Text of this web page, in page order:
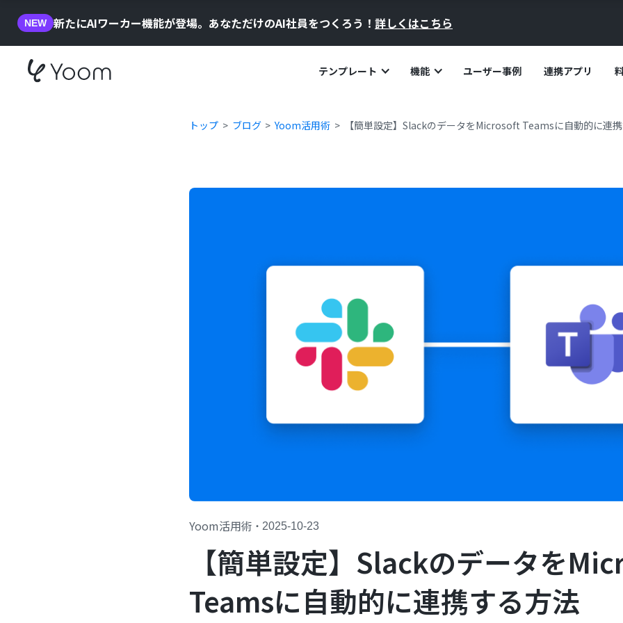
NEW 新たにAIワーカー機能が登場。あなただけのAI社員をつくろう！ 詳しくはこちら
テンプレート 機能 ユーザー事例 連携アプリ
トップ ブログ Yoom活用術 【簡単設定】SlackのデータをMicrosoft Teamsに自動的に連
Yoom活用術 ・ 2025-10-23
【簡単設定】Slackのデータを
Teamsに自動的に連携する方法